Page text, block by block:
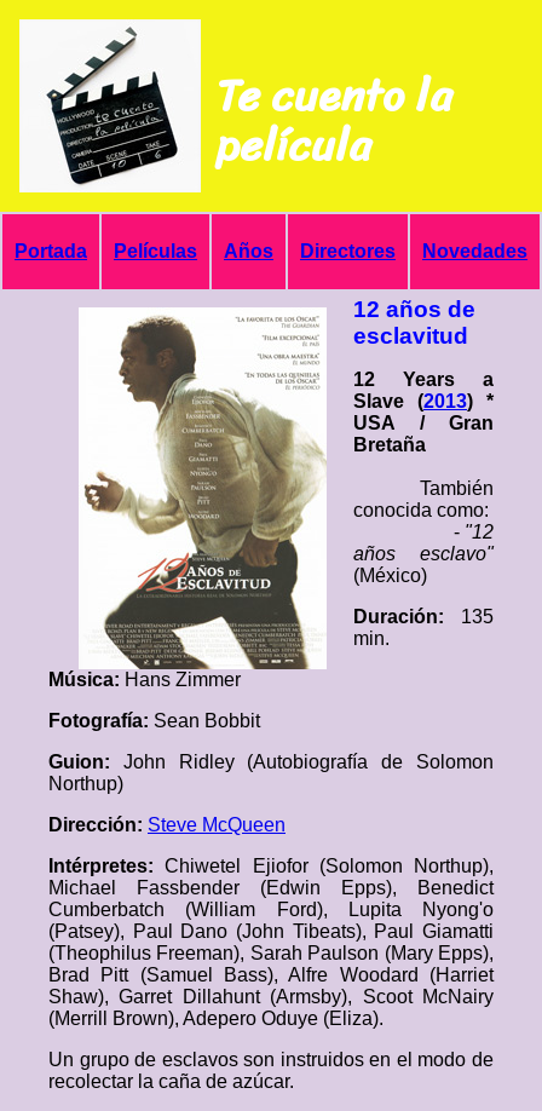
Te cuento la
película
Portada Películas Años Directores Novedades
12 años de
esclavitud
12 Years a
Slave (2013) *
USA / Gran
Bretaña
También
conocida como:
- "12
años esclavo"
(México)
Duración: 135
min.
Música: Hans Zimmer
Fotografía: Sean Bobbit
Guion: John Ridley (Autobiografía de Solomon
Northup)
Dirección: Steve McQueen
Intérpretes:Chiwetel Ejiofor (Solomon Northup),
Michael Fassbender (Edwin Epps), Benedict
Cumberbatch (William Ford), Lupita Nyong'o
(Patsey), Paul Dano (John Tibeats), Paul Giamatti
(Theophilus Freeman), Sarah Paulson (Mary Epps),
Brad Pitt (Samuel Bass), Alfre Woodard (Harriet
Shaw), Garret Dillahunt (Armsby), Scoot McNairy
(Merrill Brown), Adepero Oduye (Eliza).
Un grupo de esclavos son instruidos en el modo de
recolectar la caña de azúcar.